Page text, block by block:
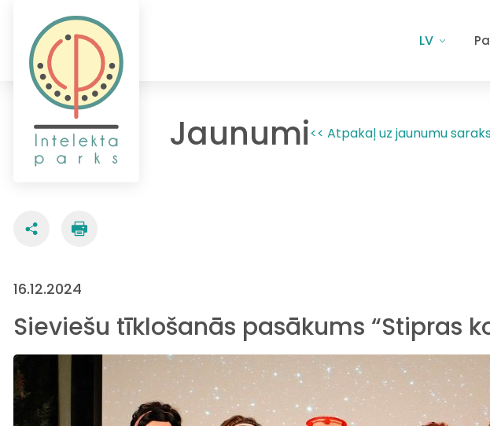
LV
Jaunumi<< Atpakaļ uz jaunumu
16.12.2024
Sieviešu tīklošanās pasākums “Stipras